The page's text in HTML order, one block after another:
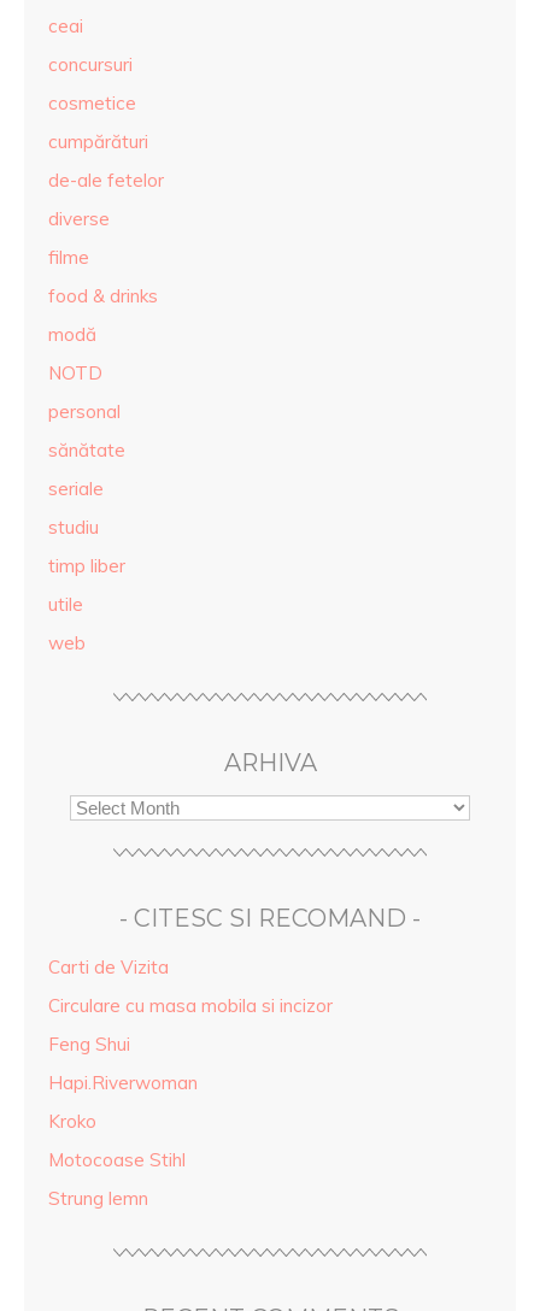
ceai
concursuri
cosmetice
cumpărături
de-ale fetelor
diverse
filme
food & drinks
modă
NOTD
personal
sănătate
seriale
studiu
timp liber
utile
web
ARHIVA
- CITESC SI RECOMAND -
Carti de Vizita
Circulare cu masa mobila si incizor
Feng Shui
Hapi.Riverwoman
Kroko
Motocoase Stihl
Strung lemn